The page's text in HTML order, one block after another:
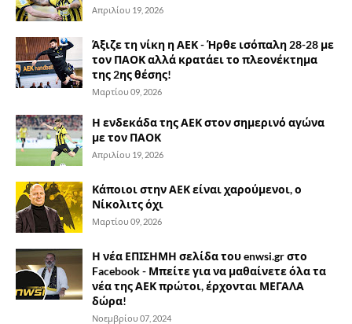
Απριλίου 19, 2026
Άξιζε τη νίκη η ΑΕΚ - Ήρθε ισόπαλη 28-28 με
τον ΠΑΟΚ αλλά κρατάει το πλεονέκτημα
της 2ης θέσης!
Μαρτίου 09, 2026
Η ενδεκάδα της ΑΕΚ στον σημερινό αγώνα
με τον ΠΑΟΚ
Απριλίου 19, 2026
Κάποιοι στην ΑΕΚ είναι χαρούμενοι, ο
Νίκολιτς όχι
Μαρτίου 09, 2026
Η νέα ΕΠΙΣΗΜΗ σελίδα του enwsi.gr στο
Facebook - Μπείτε για να μαθαίνετε όλα τα
νέα της ΑΕΚ πρώτοι, έρχονται ΜΕΓΑΛΑ
δώρα!
Νοεμβρίου 07, 2024